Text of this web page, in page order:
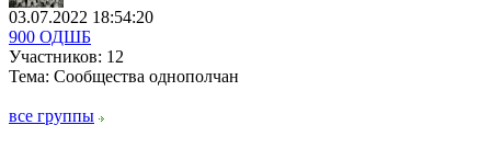
03.07.2022 18:54:20
900 ОДШБ
Участников: 12
Тема: Сообщества однополчан
все группы